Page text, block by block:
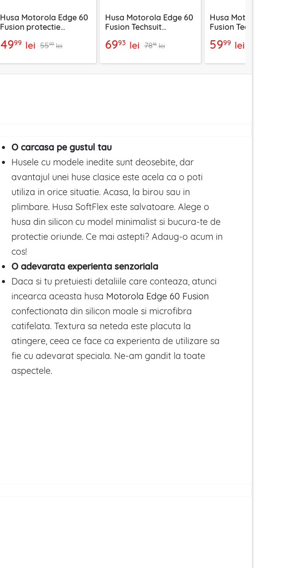
Husa Motorola Edge 60
Fusion protectie
CamShield Series, negru
4999 lei 5599 lei
Husa Motorola Edge 60
Fusion Techsuit
negru frost
6993 lei 7816 lei
Husa Motorola Edge
Fusion Techsuit
alb
5999 lei
O carcasa pe gustul tau
Husele cu modele inedite sunt deosebite, dar
avantajul unei huse clasice este acela ca o poti
utiliza in orice situatie. Acasa, la birou sau in
plimbare. Husa SoftFlex este salvatoare. Alege o
husa din silicon cu model minimalist si bucura-te de
protectie oriunde. Ce mai astepti? Adaug-o acum in
cos!
O adevarata experienta senzoriala
Daca si tu pretuiesti detaliile care conteaza, atunci
incearca aceasta husa Motorola Edge 60 Fusion
confectionata din silicon moale si microfibra
catifelata. Textura sa neteda este placuta la
atingere, ceea ce face ca experienta de utilizare sa
fie cu adevarat speciala. Ne-am gandit la toate
aspectele.